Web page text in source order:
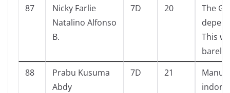
87
Nicky Farlie
Natalino Alfonso
B.
7D 20
The
This
barely
88
Prabu Kusuma
Abdy
7D 21